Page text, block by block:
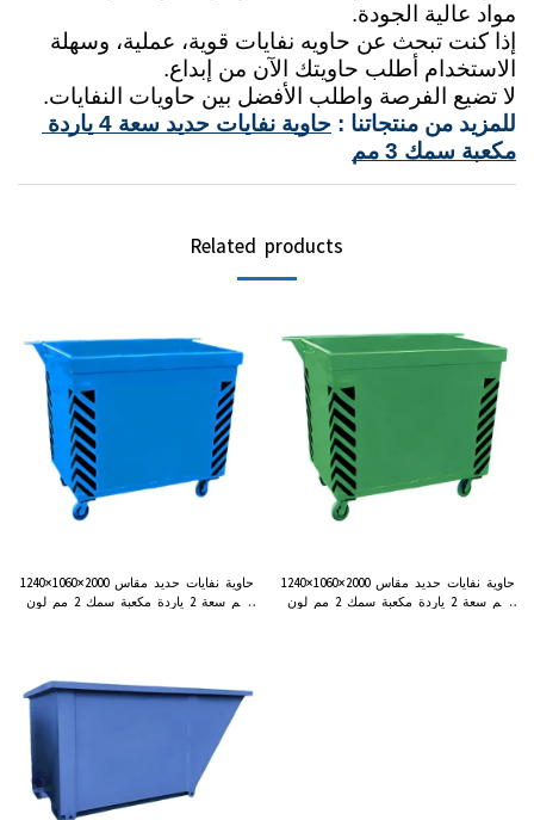
مواد عالية الجودة.
الاستخدام أطلب حاويتك الآن من إبداع.
لا تضيع الفرصة واطلب الأفضل بين حاويات النفايات.
للمزيد من منتجاتنا :
مكعبة سمك 3 مم
Related products
حاوية نفايات حديد مقاس 2000×1060×1240
مم سعة 2 ياردة مكعبة سمك 2 مم لون
حاوية نفايات حديد مقاس 2000×1060×1240
مم سعة 2 ياردة مكعبة سمك 2 مم لون